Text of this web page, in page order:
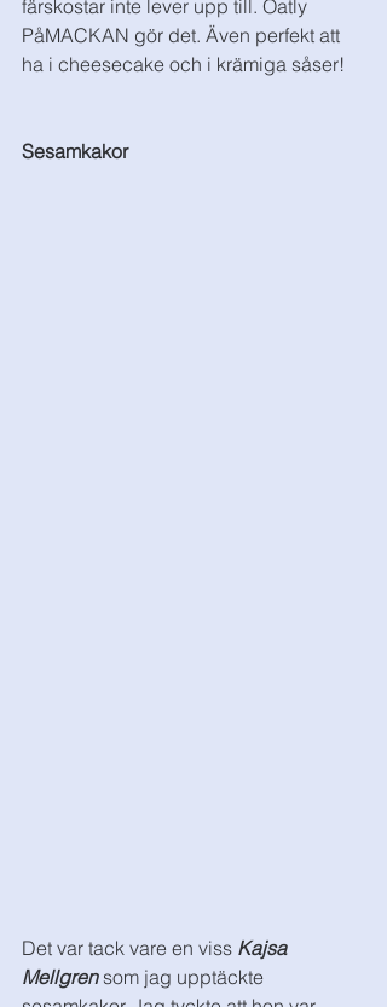
färskostar inte lever upp till. Oatly
PåMACKAN gör det. Även perfekt att
ha i cheesecake och i krämiga såser!
Sesamkakor
Det var tack vare en viss Kajsa
Mellgren som jag upptäckte